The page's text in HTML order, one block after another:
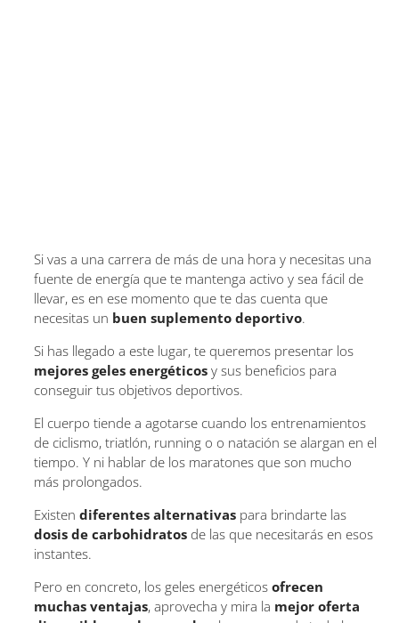
Si vas a una carrera de más de una hora y necesitas una
fuente de energía que te mantenga activo y sea fácil de
llevar, es en ese momento que te das cuenta que
necesitas un buen suplemento deportivo.
Si has llegado a este lugar, te queremos presentar los
mejores geles energéticosy sus beneficios para
conseguir tus objetivos deportivos.
El cuerpo tiende a agotarse cuando los entrenamientos
de ciclismo, triatlón, running o o natación se alargan en el
tiempo. Y ni hablar de los maratones que son mucho
más prolongados.
Existen diferentes alternativaspara brindarte las
dosis de carbohidratosde las que necesitarás en esos
instantes.
Pero en concreto, los geles energéticos ofrecen
muchas ventajas, aprovecha y mira la mejor oferta